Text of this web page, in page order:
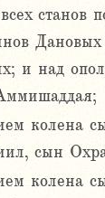
станов
Дановых
и над
колена
сын
колена